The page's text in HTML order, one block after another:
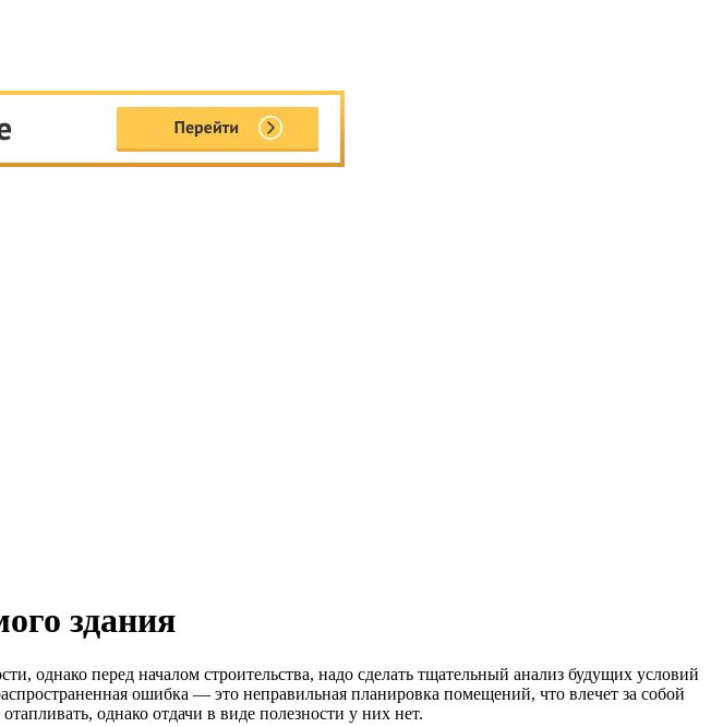
здания
однако перед началом строительства, надо сделать тщательный анализ будущих условий
ошибка — это неправильная планировка помещений, что влечет за собой
однако отдачи в виде полезности у них нет.